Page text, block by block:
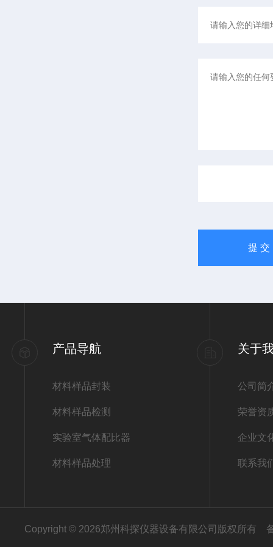
产品导航
材料样品封装
材料样品检测
实验室气体配比器
材料样品处理
关于
公司简
荣誉资
企业文
联系我
Copyright © 2026郑州科探仪器设备有限公司版权所有